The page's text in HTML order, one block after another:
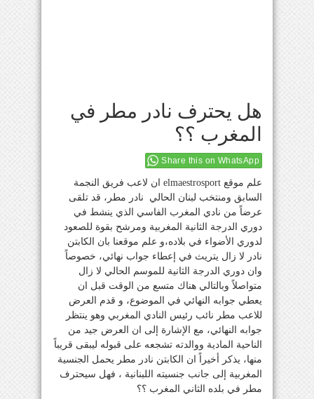
هل يحترف نادر مطر في
المغرب ؟؟
Share this on WhatsApp
علم موقع elmaestrosport ان لاعب فريق النجمة
السابق ومنتخب لبنان الحالي نادر مطر، قد تلقى
عرضاً من نادي المغرب الفاسي الذي ينشط في
دوري الدرجة الثانية المغربية ومرشح بقوة للصعود
لدوري الأضواء في بلاده،و علم موقعنا بان الكابتن
نادر لا زال يتريث في إعطاء جواب نهائي، خصوصاً
وان دوري الدرجة الثانية للموسم الحالي لا زال
متواصلاً وبالتالي هناك متسع من الوقت قبل ان
يعطي جوابه النهائي في الموضوع، و قدم العرض
للاعب مطر نائب رئيس النادي المغربي وهو ينتظر
جوابه النهائي، مع الإشارة إلى ان العرض جيد من
الناحية المادية ووالدته تشجعه على قبوله ليبقى قريباً
منها، يذكر أخيراً ان الكابتن نادر مطر يحمل الجنسية
المغربية إلى جانب جنسيته اللبنانية ، فهل سيحترف
مطر في بلده الثاني المغرب ؟؟